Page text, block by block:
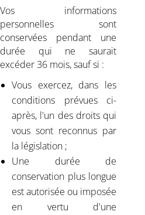
Vos informations
personnelles sont
conservées pendant une
durée qui ne saurait
excéder 36 mois, sauf si :
Vous exercez, dans les
conditions prévues ci-
après, l'un des droits qui
vous sont reconnus par
la législation ;
Une durée de
conservation plus longue
est autorisée ou imposée
en vertu d'une